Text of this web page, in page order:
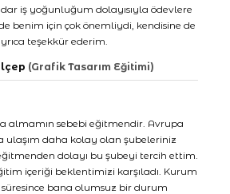
iş yoğunluğum dolayısıyla ödevlere
benim için çok önemliydi, kendisine de
teşekkür ederim.
(Grafik Tasarım Eğitimi)
almamın sebebi eğitmendir. Avrupa
ulaşım daha kolay olan şubeleriniz
dolayı bu şubeyi tercih ettim.
içeriği beklentimizi karşıladı. Kurum
bana olumsuz bir durum